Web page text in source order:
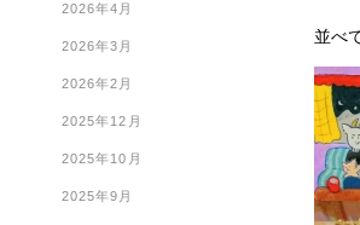
2026年4月
2026年3月
2026年2月
2025年12月
2025年10月
2025年9月
並べ